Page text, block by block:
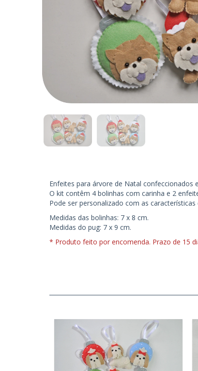
Enfeites para árvore de Natal confeccionados
O kit contêm 4 bolinhas com carinha e 2
Pode ser personalizado com as
Medidas das bolinhas: 7 x 8 cm.
Medidas do pug: 7 x 9 cm.
* Produto feito por encomenda. Prazo de 15